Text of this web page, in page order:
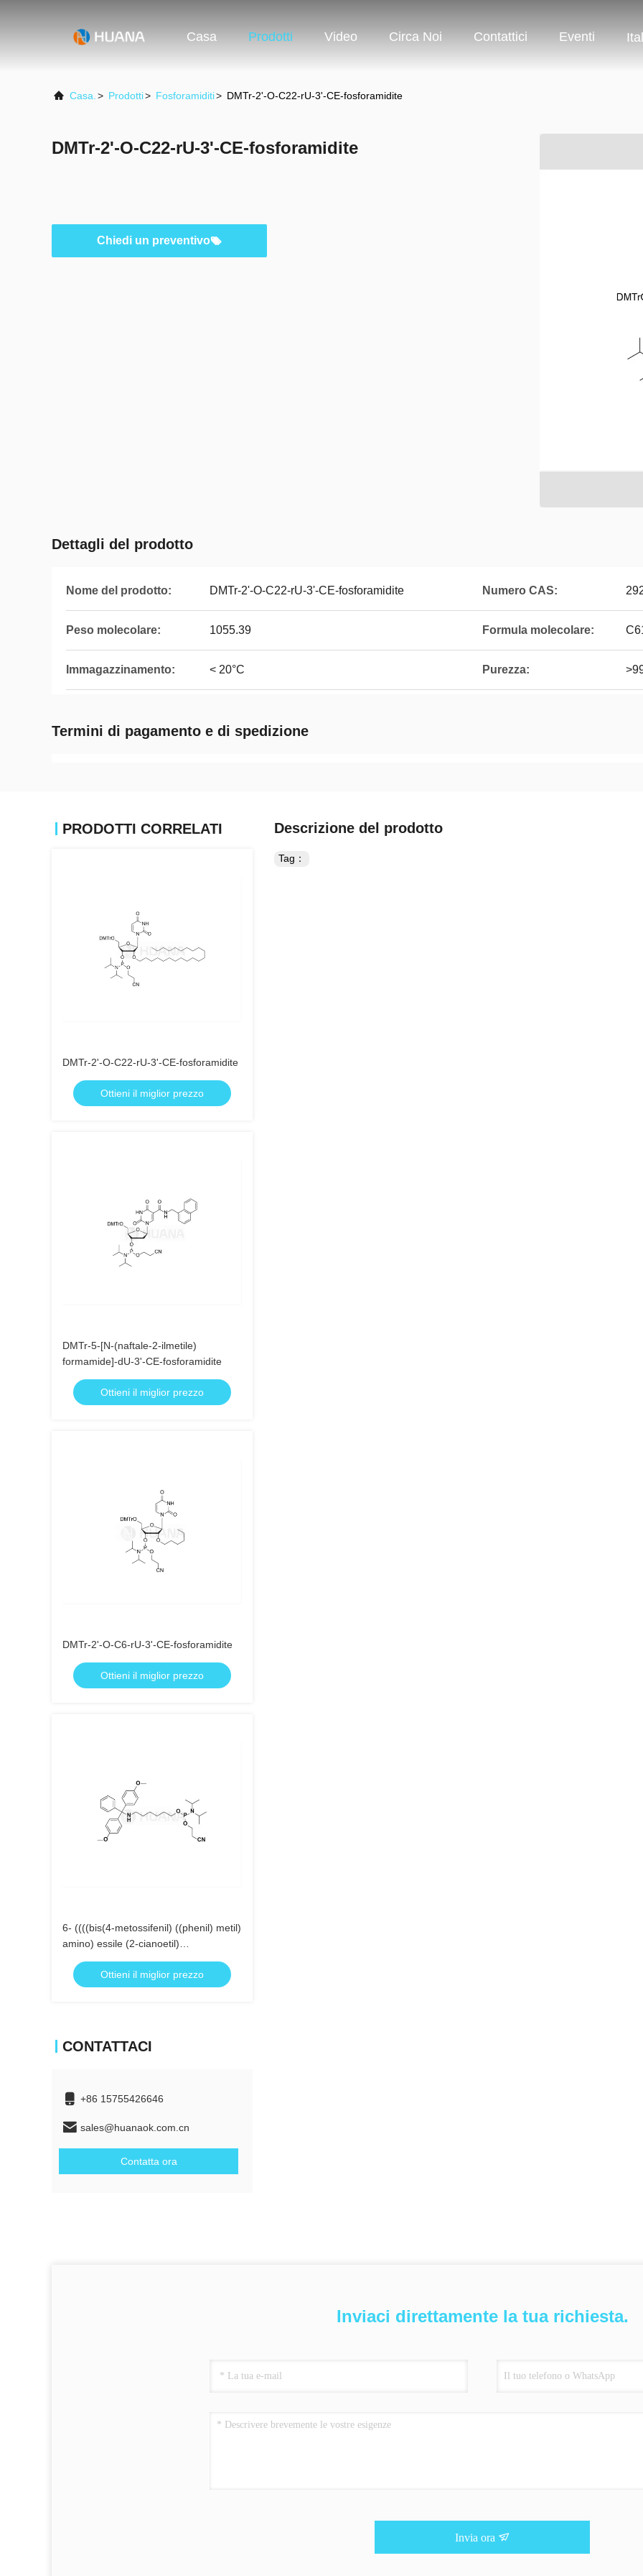
Casa Prodotti Video Circa Noi Contattici Eventi
Casa. > Prodotti> Fosforamiditi> DMTr-2'-O-C22-rU-3'-CE-fosforamidite
DMTr-2'-O-C22-rU-3'-CE-fosforamidite
Chiedi un preventivo
Dettagli del prodotto
Nome del prodotto: DMTr-2'-O-C22-rU-3'-CE-fosforamidite Numero CAS:
Peso molecolare: 1055.39 Formula molecolare:
Immagazzinamento: < 20°C Purezza:
Termini di pagamento e di spedizione
PRODOTTI CORRELATI
DMTr-2'-O-C22-rU-3'-CE-fosforamidite
Ottieni il miglior prezzo
DMTr-5-[N-(naftale-2-ilmetile)
formamide]-dU-3'-CE-fosforamidite
Ottieni il miglior prezzo
DMTr-2'-O-C6-rU-3'-CE-fosforamidite
Ottieni il miglior prezzo
6- ((((bis(4-metossifenil) ((phenil) metil)
amino) essile (2-cianoetil)
diisopropilfosforamidite
Ottieni il miglior prezzo
CONTATTACI
+86 15755426646
sales@huanaok.com.cn
Contatta ora
Descrizione del prodotto
Tag：
Inviaci direttamente la tua richiesta.
Invia ora